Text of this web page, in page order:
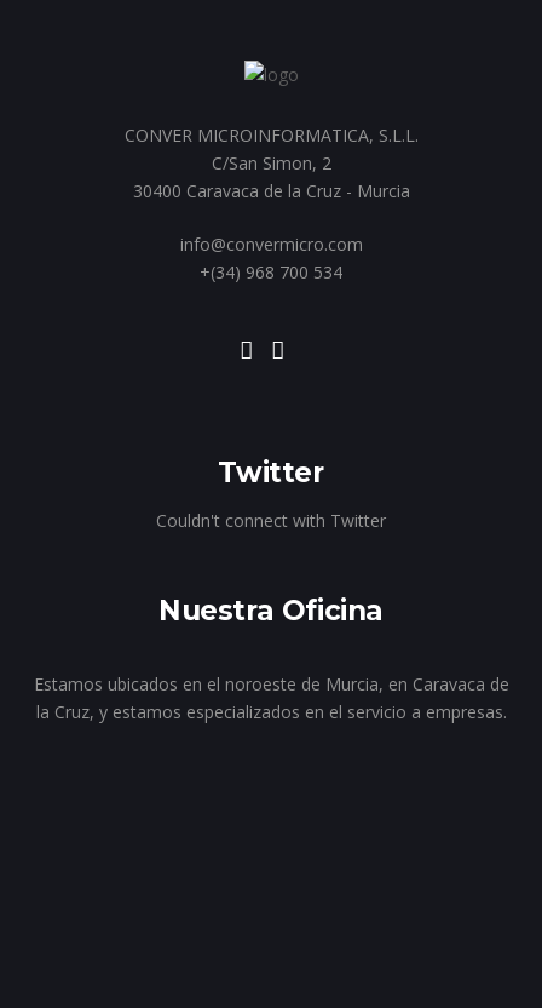
CONVER MICROINFORMATICA, S.L.L.
C/San Simon, 2
30400 Caravaca de la Cruz - Murcia
info@convermicro.com
+(34) 968 700 534
Twitter
Couldn't connect with Twitter
Nuestra Oficina
Estamos ubicados en el noroeste de Murcia, en Caravaca de
la Cruz, y estamos especializados en el servicio a empresas.